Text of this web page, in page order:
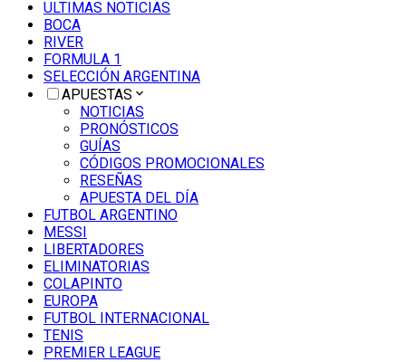
ULTIMAS NOTICIAS
BOCA
RIVER
FORMULA 1
SELECCIÓN ARGENTINA
APUESTAS
NOTICIAS
PRONÓSTICOS
GUÍAS
CÓDIGOS PROMOCIONALES
RESEÑAS
APUESTA DEL DÍA
FUTBOL ARGENTINO
MESSI
LIBERTADORES
ELIMINATORIAS
COLAPINTO
EUROPA
FUTBOL INTERNACIONAL
TENIS
PREMIER LEAGUE